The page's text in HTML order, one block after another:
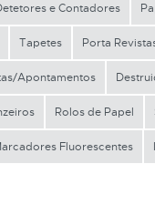
e Contadores
Tapetes Porta
Apontamentos
Rolos de Papel
Fluorescentes